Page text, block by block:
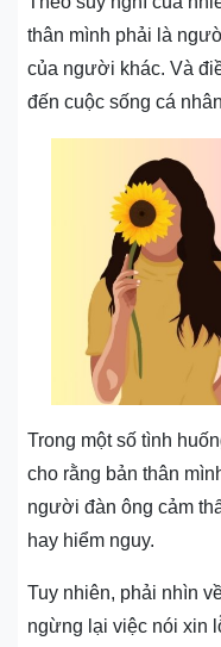
thân mình phải là
của người khác. Và
đến cuộc sống cá
Trong một số tình
cho rằng bản thân
người đàn ông cảm
hay hiểm nguy.
Tuy nhiên, phải nhìn
ngừng lại việc nói xin